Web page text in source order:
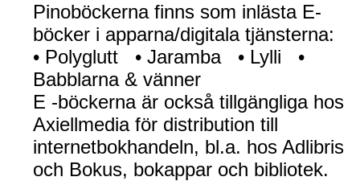
Pinoböckerna finns som inlästa E-
böcker i apparna/digitala tjänsterna:
• Polyglutt • Jaramba • Lylli •
Babblarna & vänner
E -böckerna är också tillgängliga hos
Axiellmedia för distribution till
internetbokhandeln, bl.a. hos Adlibris
och Bokus, bokappar och bibliotek.